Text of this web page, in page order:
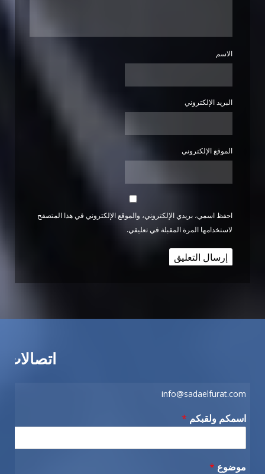
الاسم
البريد الإلكتروني
الموقع الإلكتروني
احفظ اسمي، بريدي الإلكتروني، والموقع الإلكتروني في هذا المتصفح
لاستخدامها المرة المقبلة في تعليقي.
اتصالات
info@sadaelfurat.com
اسمكم ولقبكم *
موضوع *